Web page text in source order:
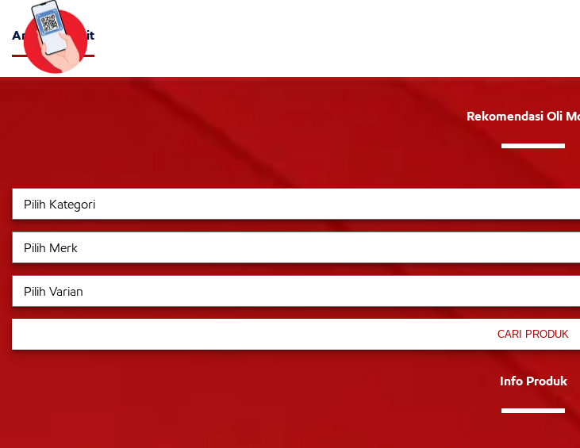
Artikel Terkait
Rekomendasi Oli
CARI PRODUK
Info Produk